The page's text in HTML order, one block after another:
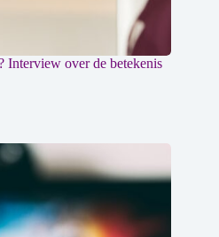
Interview over de betekenis